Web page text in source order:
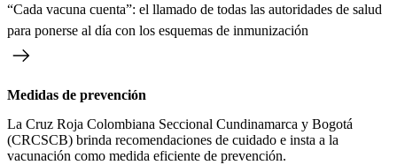
“Cada vacuna cuenta”: el llamado de todas las autoridades de salud
para ponerse al día con los esquemas de inmunización
Medidas de prevención
La Cruz Roja Colombiana Seccional Cundinamarca y Bogotá
(CRCSCB) brinda recomendaciones de cuidado e insta a la
vacunación como medida eficiente de prevención.